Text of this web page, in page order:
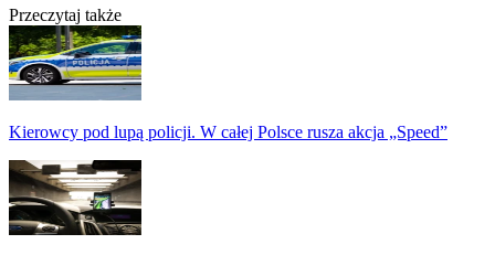
Przeczytaj także
Kierowcy pod lupą policji. W całej Polsce rusza akcja „Speed”